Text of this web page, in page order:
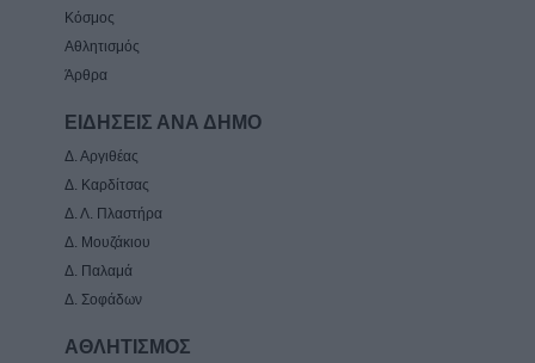
Κόσμος
Αθλητισμός
Άρθρα
ΕΙΔΗΣΕΙΣ ΑΝΑ ΔΗΜΟ
Δ. Αργιθέας
Δ. Καρδίτσας
Δ. Λ. Πλαστήρα
Δ. Μουζάκιου
Δ. Παλαμά
Δ. Σοφάδων
ΑΘΛΗΤΙΣΜΟΣ